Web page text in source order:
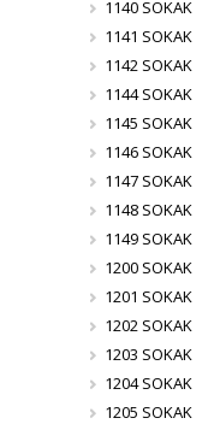
1140 SOKAK
1141 SOKAK
1142 SOKAK
1144 SOKAK
1145 SOKAK
1146 SOKAK
1147 SOKAK
1148 SOKAK
1149 SOKAK
1200 SOKAK
1201 SOKAK
1202 SOKAK
1203 SOKAK
1204 SOKAK
1205 SOKAK